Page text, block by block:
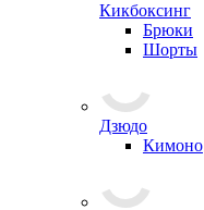
Кикбоксинг
Брюки
Шорты
Дзюдо
Кимоно